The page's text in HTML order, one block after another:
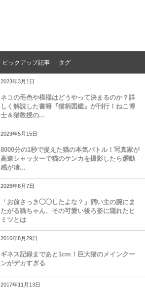
ピックアップ記事 タグ
2023年3月1日
ネコの毛色や模様はどうやって決まるのか？詳
しく解説した書籍『猫柄図鑑』が刊行！ねこ博
士＆猫教授の...
2023年5月15日
8000分の1秒で捉えた猫の本気バトル！写真家が
高速シャッターで猫のケンカを撮影したら躍動
感が凄...
2026年8月7日
「お前さっき◯◯したよな？」飼い主の腕にま
たがる猫ちゃん、その可愛い後ろ姿に隠れたヒ
ミツとは
2016年8月29日
ギネス記録まであと1cm！巨大猫のメインクー
ンがデカすぎる
2017年11月13日